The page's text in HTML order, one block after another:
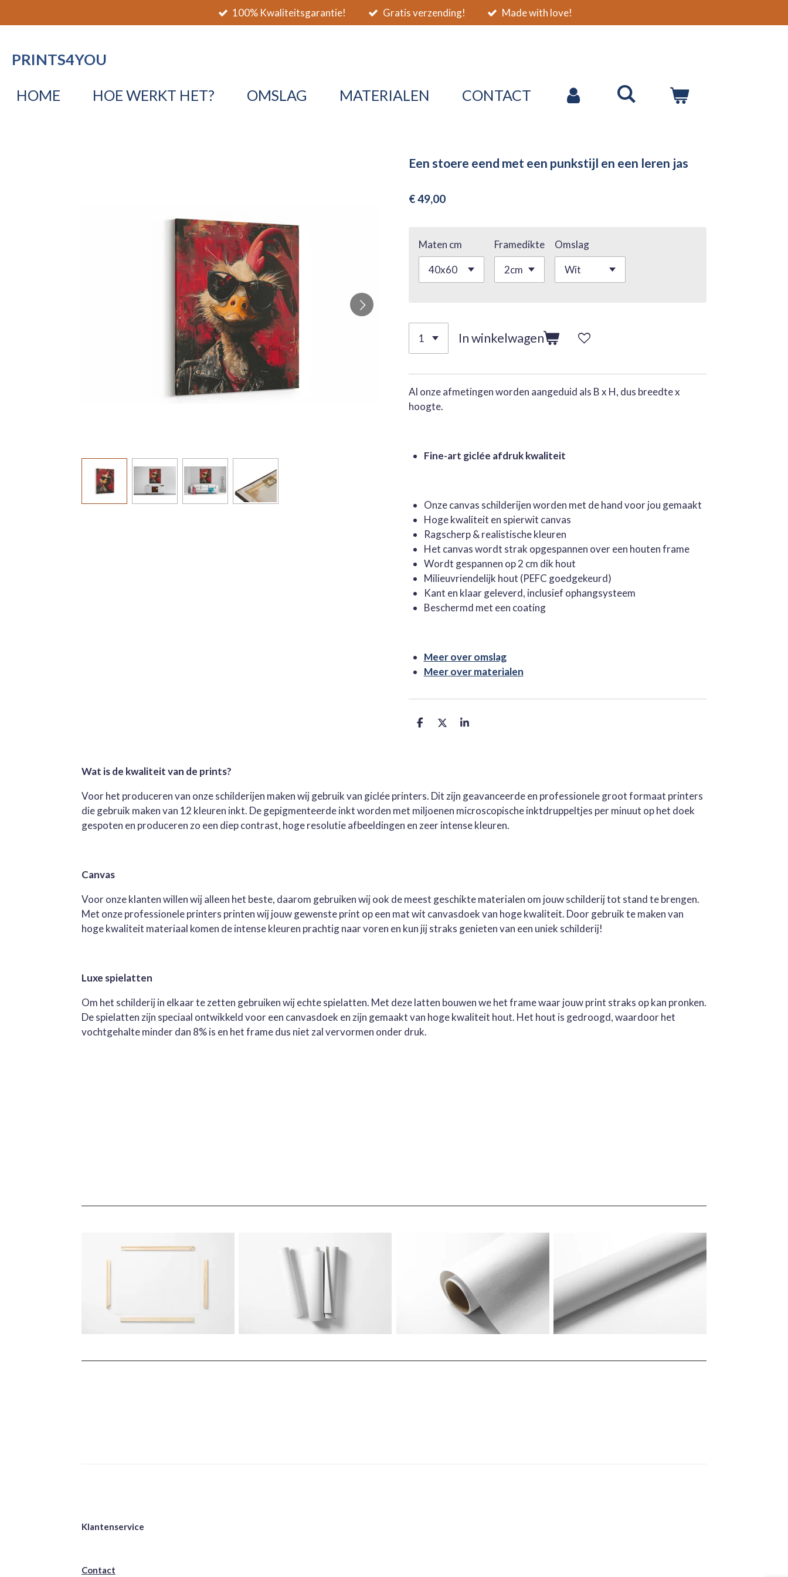
direct
de
100% Kwaliteitsgarantie! Gratis verzending! Made with love!
PRINTS4YOU
HOME HOE WERKT HET? OMSLAG MATERIALEN CONTACT
Een stoere eend met een punkstijl en een leren jas
€ 49,00
Maten cm Framedikte Omslag
In winkelwagen
Al onze afmetingen worden aangeduid als B x H, dus breedte x
hoogte.
Fine-art giclée afdruk kwaliteit
Onze canvas schilderijen worden met de hand voor jou gemaakt
Hoge kwaliteit en spierwit canvas
Ragscherp & realistische kleuren
Het canvas wordt strak opgespannen over een houten frame
Wordt gespannen op 2 cm dik hout
Milieuvriendelijk hout (PEFC goedgekeurd)
Kant en klaar geleverd, inclusief ophangsysteem
Beschermd met een coating
Meer over omslag
Meer over materialen
D
D
S
Wat is de kwaliteit van de prints?
Voor het produceren van onze schilderijen maken wij gebruik van giclée printers. Dit zijn geavanceerde en professionele groot formaat printers
die gebruik maken van 12 kleuren inkt. De gepigmenteerde inkt worden met miljoenen microscopische inktdruppeltjes per minuut op het doek
gespoten en produceren zo een diep contrast, hoge resolutie afbeeldingen en zeer intense kleuren.
Canvas
Voor onze klanten willen wij alleen het beste, daarom gebruiken wij ook de meest geschikte materialen om jouw schilderij tot stand te brengen.
Met onze professionele printers printen wij jouw gewenste print op een mat wit canvasdoek van hoge kwaliteit. Door gebruik te maken van
hoge kwaliteit materiaal komen de intense kleuren prachtig naar voren en kun jij straks genieten van een uniek schilderij!
Luxe spielatten
Om het schilderij in elkaar te zetten gebruiken wij echte spielatten. Met deze latten bouwen we het frame waar jouw print straks op kan pronken.
De spielatten zijn speciaal ontwikkeld voor een canvasdoek en zijn gemaakt van hoge kwaliteit hout. Het hout is gedroogd, waardoor het
vochtgehalte minder dan 8% is en het frame dus niet zal vervormen onder druk.
Klantenservice
Contact